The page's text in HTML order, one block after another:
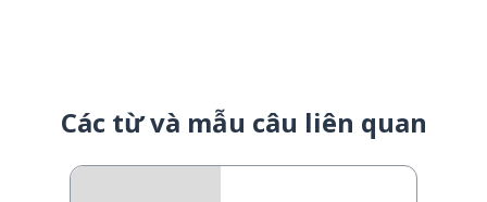
Các từ và mẫu câu liên quan